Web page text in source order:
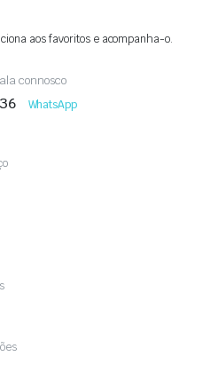
aos favoritos e acompanha-o.
connosco
WhatsApp